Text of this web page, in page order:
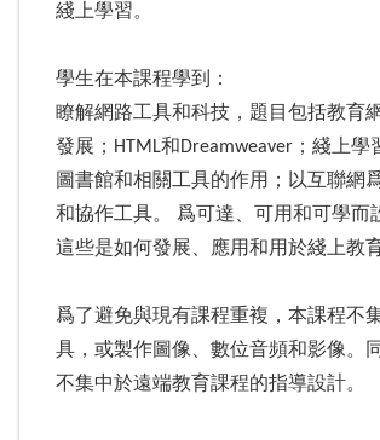
綫上學習。
學生在本課程學到：
瞭解網路工具和科技，題目包括教育
發展；HTML和Dreamweaver；綫上學
圖書館和相關工具的作用；以互聯網
和協作工具。 爲可達、可用和可學而
這些是如何發展、應用和用於綫上教
爲了避免與現有課程重複，本課程不
具，或製作圖像、數位音頻和影像。
不集中於遠端教育課程的指導設計。